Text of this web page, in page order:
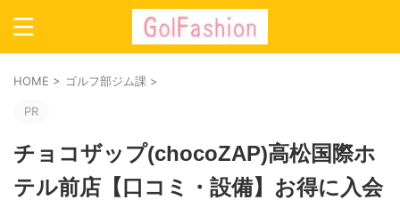
HOME > ゴルフ部ジム課 >
PR
チョコザップ(chocoZAP)高松国際ホ
テル前店【口コミ・設備】お得に入会